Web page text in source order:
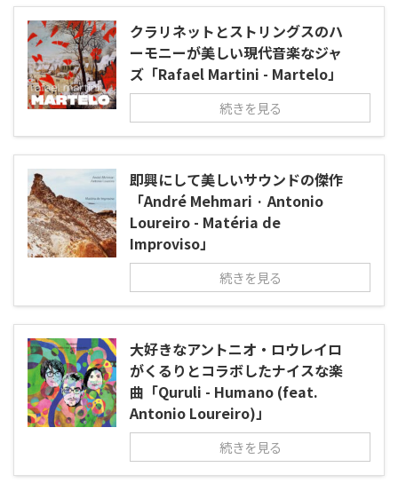
クラリネットとストリングスのハ
ーモニーが美しい現代音楽なジャ
ズ「Rafael Martini - Martelo」
続きを見る
即興にして美しいサウンドの傑作
「André Mehmari · Antonio
Loureiro - Matéria de
Improviso」
続きを見る
大好きなアントニオ・ロウレイロ
がくるりとコラボしたナイスな楽
曲「Quruli - Humano (feat.
Antonio Loureiro)」
続きを見る